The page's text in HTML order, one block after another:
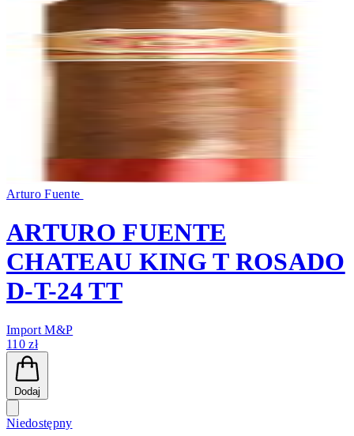
Arturo Fuente
ARTURO FUENTE
CHATEAU KING T ROSADO
D-T-24 TT
Import M&P
110 zł
Dodaj
Niedostępny